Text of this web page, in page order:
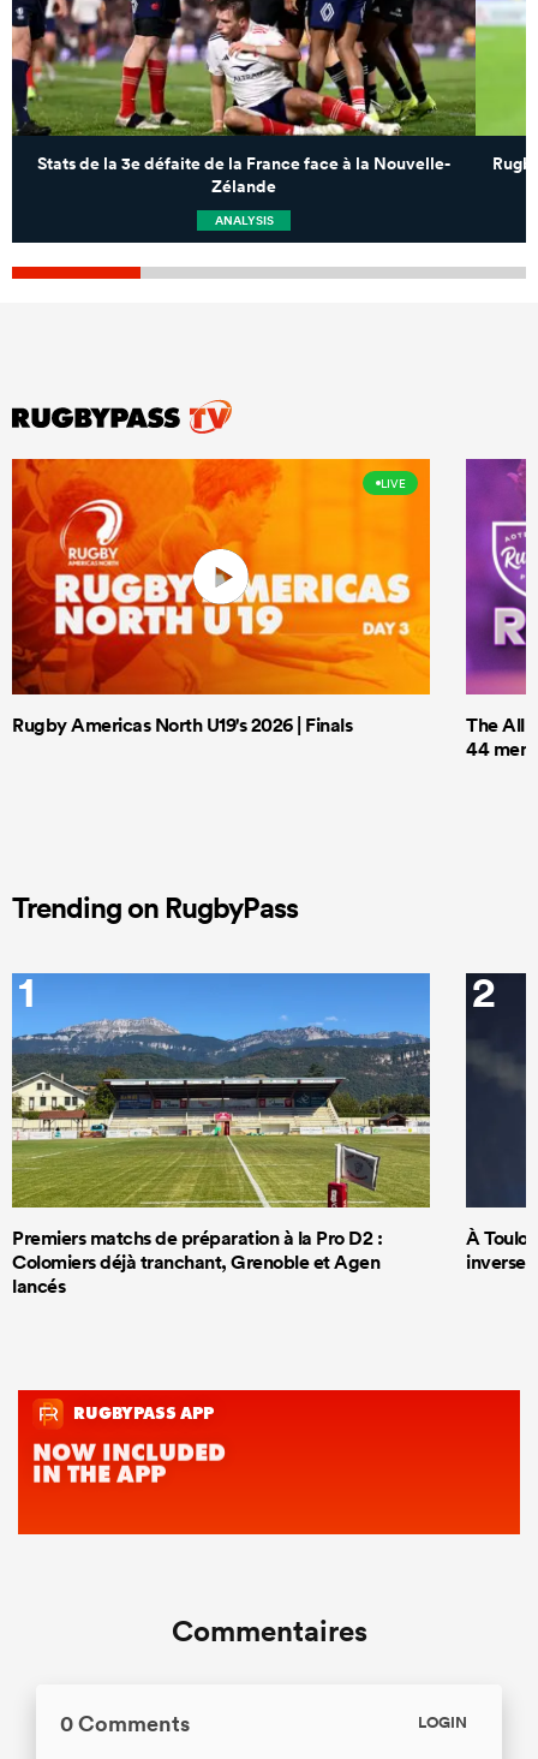
Stats de la 3e défaite de la France face à la Nouvelle-
Zélande
ANALYSIS
LIVE
Rugby Americas North U19's 2026 | Finals
The All
44 men
Trending on RugbyPass
1
Premiers matchs de préparation à la Pro D2 :
Colomiers déjà tranchant, Grenoble et Agen
lancés
2
À
Commentaires
0 Comments LOGIN